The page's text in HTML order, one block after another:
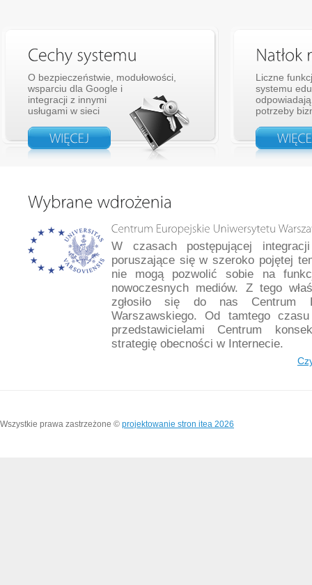
O bezpieczeństwie, modułowości,
wsparciu dla Google i
integracji z innymi
usługami w sieci
Liczne
systemu
potrzeby
W czasach postępującej
poruszające się w szeroko pojętej
nie mogą pozwolić sobie na
nowoczesnych mediów. Z tego
zgłosiło się do nas Centrum
Warszawskiego. Od tamtego
przedstawicielami Centrum
strategię obecności w Internecie.
Wszystkie prawa zastrzeżone © projektowanie stron itea 2026